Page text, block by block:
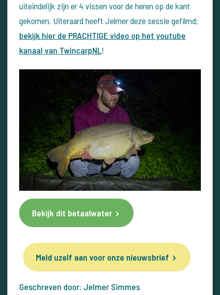
uiteindelijk zijn er 4 vissen voor de heren op de kant
gekomen. Uiteraard heeft Jelmer deze sessie gefilmd;
bekijk hier de PRACHTIGE video op het youtube
kanaal van TwincarpNL!
Bekijk dit betaalwater
Meld uzelf aan voor onze nieuwsbrief
Geschreven door: Jelmer Simmes